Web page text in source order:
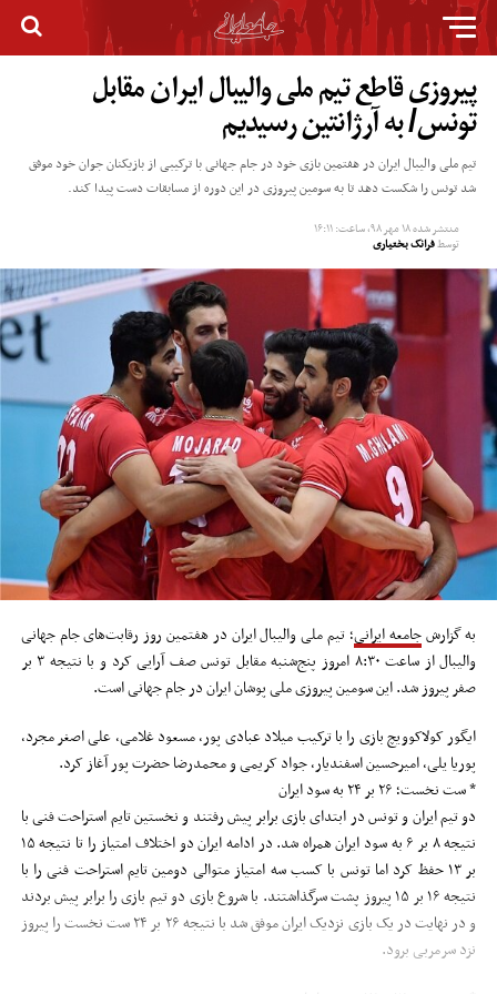
پیروزی قاطع تیم ملی والیبال ایران مقابل
تونس/ به آرژانتین رسیدیم
تیم ملی والیبال ایران در هفتمین بازی خود در جام جهانی با ترکیبی از بازیکنان جوان خود موفق
شد تونس را شکست دهد تا به سومین پیروزی در این دوره از مسابقات دست پیدا کند.
منتشر شده۱۸ مهر ۹۸, ساعت: ۱۶:۱۱
توسطفرانک بختیاری
به گزارشجامعه ایرانی؛ تیم ملی والیبال ایران در هفتمین روز رقابت‌های جام جهانی
والیبال از ساعت ۸:۳۰ امروز پنج‌شنبه مقابل تونس صف آرایی کرد و با نتیجه ۳ بر
صفر پیروز شد. این سومین پیروزی ملی پوشان ایران در جام جهانی است.
ایگور کولاکوویچ بازی را با ترکیب میلاد عبادی پور، مسعود غلامی، علی اصغر مجرد،
پوریا یلی، امیرحسین اسفندیار، جواد کریمی و محمدرضا حضرت پور آغاز کرد.
* ست نخست؛ ۲۶ بر ۲۴ به سود ایران
دو تیم ایران و تونس در ابتدای بازی برابر پیش رفتند و نخستین تایم استراحت فنی با
نتیجه ۸ بر ۶ به سود ایران همراه شد. در ادامه ایران دو اختلاف امتیاز را تا نتیجه ۱۵
بر ۱۳ حفظ کرد اما تونس با کسب سه امتیاز متوالی دومین تایم استراحت فنی را با
نتیجه ۱۶ بر ۱۵ پیروز پشت سرگذاشتند. با شروع بازی دو تیم بازی را برابر پیش بردند
و در نهایت در یک بازی نزدیک ایران موفق شد با نتیجه ۲۶ بر ۲۴ ست نخست را پیروز
نزد سرمربی برود.